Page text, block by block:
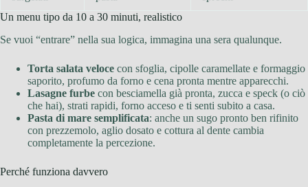
Un menu tipo da 10 a 30 minuti, realistico
Se vuoi “entrare” nella sua logica, immagina una sera qualunque.
Torta salata veloce con sfoglia, cipolle caramellate e formaggio
saporito, profumo da forno e cena pronta mentre apparecchi.
Lasagne furbe con besciamella già pronta, zucca e speck (o ciò
che hai), strati rapidi, forno acceso e ti senti subito a casa.
Pasta di mare semplificata: anche un sugo pronto ben rifinito
con prezzemolo, aglio dosato e cottura al dente cambia
completamente la percezione.
Perché funziona davvero